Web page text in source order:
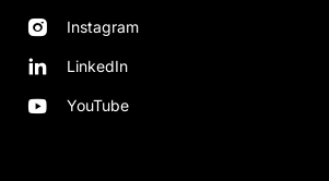
Instagram
LinkedIn
YouTube